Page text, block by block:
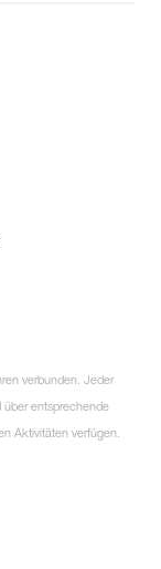
verbunden. Jeder
über entsprechende
Aktivitäten verfügen.